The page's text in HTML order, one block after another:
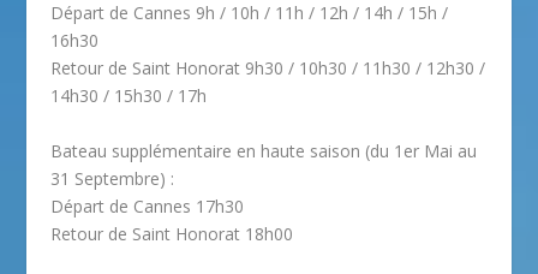
Départ de Cannes 9h / 10h / 11h / 12h / 14h / 15h /
16h30
Retour de Saint Honorat 9h30 / 10h30 / 11h30 / 12h30 /
14h30 / 15h30 / 17h
Bateau supplémentaire en haute saison (du 1er Mai au
31 Septembre) :
Départ de Cannes 17h30
Retour de Saint Honorat 18h00